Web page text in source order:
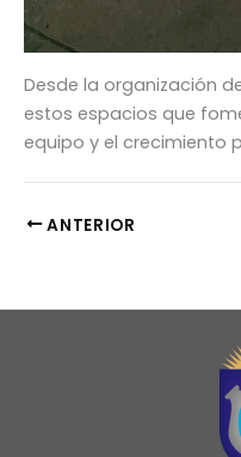
Desde la organización
estos espacios que
equipo y el crecimiento
ANTERIOR